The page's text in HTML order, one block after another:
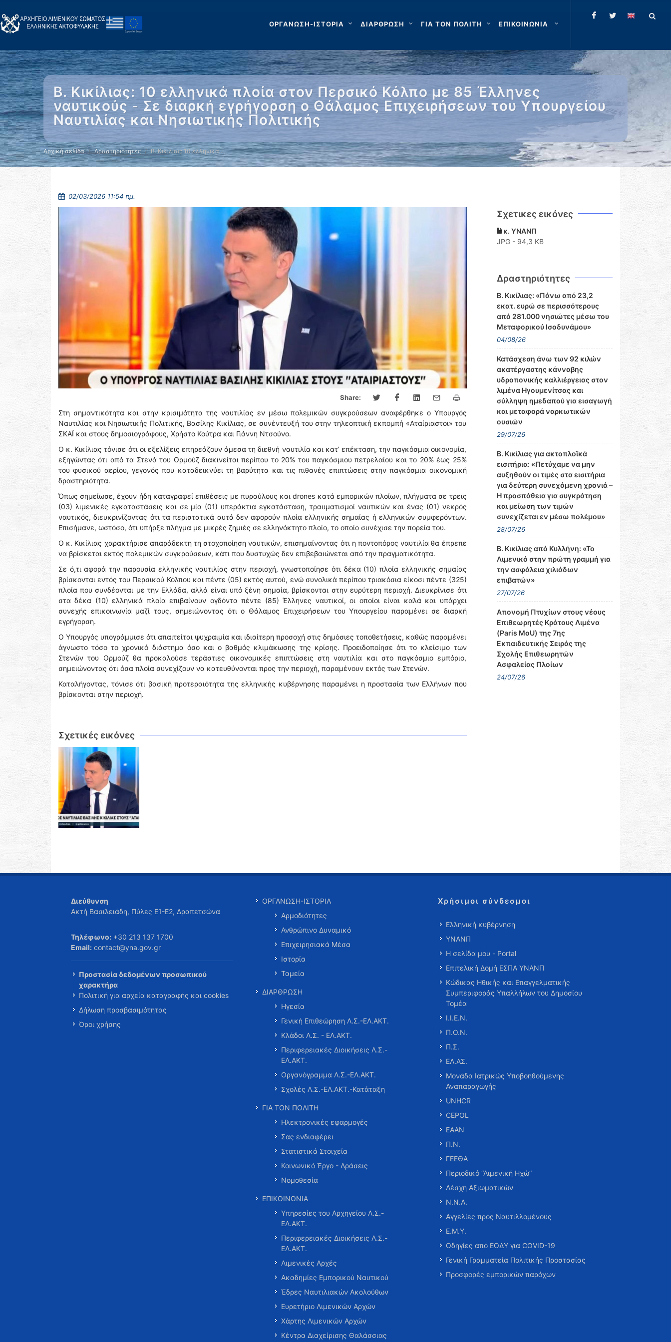
ΟΡΓΑΝΩΣΗ-ΙΣΤΟΡΙΑ ΔΙΑΡΘΡΩΣΗ ΓΙΑ ΤΟΝ ΠΟΛΙΤΗ ΕΠΙΚΟΙΝΩΝΙΑ
Β. Κικίλιας: 10 ελληνικά πλοία στον Περσικό Κόλπο με 85 Έλληνες
ναυτικούς - Σε διαρκή εγρήγορση ο Θάλαμος Επιχειρήσεων του Υπουργείου
Ναυτιλίας και Νησιωτικής Πολιτικής
Αρχική σελίδα Δραστηριότητες Β. Κικίλιας: 10 ελληνικά …
02/03/2026 11:54 πμ.
Share:
Στη σημαντικότητα και στην κρισιμότητα της ναυτιλίας εν μέσω πολεμικών συγκρούσεων αναφέρθηκε ο Υπουργός
Ναυτιλίας και Νησιωτικής Πολιτικής, Βασίλης Κικίλιας, σε συνέντευξή του στην τηλεοπτική εκπομπή «Αταίριαστοι» του
ΣΚΑΪ και στους δημοσιογράφους, Χρήστο Κούτρα και Γιάννη Ντσούνο.
Ο κ. Κικίλιας τόνισε ότι οι εξελίξεις επηρεάζουν άμεσα τη διεθνή ναυτιλία και κατ’ επέκταση, την παγκόσμια οικονομία,
εξηγώντας ότι από τα Στενά του Ορμούζ διακινείται περίπου το 20% του παγκόσμιου πετρελαίου και το 20% έως 25%
του φυσικού αερίου, γεγονός που καταδεικνύει τη βαρύτητα και τις πιθανές επιπτώσεις στην παγκόσμια οικονομική
δραστηριότητα.
Όπως σημείωσε, έχουν ήδη καταγραφεί επιθέσεις με πυραύλους και drones κατά εμπορικών πλοίων, πλήγματα σε τρεις
(03) λιμενικές εγκαταστάσεις και σε μία (01) υπεράκτια εγκατάσταση, τραυματισμοί ναυτικών και ένας (01) νεκρός
ναυτικός, διευκρινίζοντας ότι τα περιστατικά αυτά δεν αφορούν πλοία ελληνικής σημαίας ή ελληνικών συμφερόντων.
Επισήμανε, ωστόσο, ότι υπήρξε πλήγμα με μικρές ζημιές σε ελληνόκτητο πλοίο, το οποίο συνέχισε την πορεία του.
Ο κ. Κικίλιας χαρακτήρισε απαράδεκτη τη στοχοποίηση ναυτικών, επισημαίνοντας ότι η ποντοπόρος ναυτιλία θα έπρεπε
να βρίσκεται εκτός πολεμικών συγκρούσεων, κάτι που δυστυχώς δεν επιβεβαιώνεται από την πραγματικότητα.
Σε ό,τι αφορά την παρουσία ελληνικής ναυτιλίας στην περιοχή, γνωστοποίησε ότι δέκα (10) πλοία ελληνικής σημαίας
βρίσκονται εντός του Περσικού Κόλπου και πέντε (05) εκτός αυτού, ενώ συνολικά περίπου τριακόσια είκοσι πέντε (325)
πλοία που συνδέονται με την Ελλάδα, αλλά είναι υπό ξένη σημαία, βρίσκονται στην ευρύτερη περιοχή. Διευκρίνισε ότι
στα δέκα (10) ελληνικά πλοία επιβαίνουν ογδόντα πέντε (85) Έλληνες ναυτικοί, οι οποίοι είναι καλά και υπάρχει
συνεχής επικοινωνία μαζί τους, σημειώνοντας ότι ο Θάλαμος Επιχειρήσεων του Υπουργείου παραμένει σε διαρκή
εγρήγορση.
Ο Υπουργός υπογράμμισε ότι απαιτείται ψυχραιμία και ιδιαίτερη προσοχή στις δημόσιες τοποθετήσεις, καθώς παραμένει
άγνωστο τόσο το χρονικό διάστημα όσο και ο βαθμός κλιμάκωσης της κρίσης. Προειδοποίησε ότι το κλείσιμο των
Στενών του Ορμούζ θα προκαλούσε τεράστιες οικονομικές επιπτώσεις στη ναυτιλία και στο παγκόσμιο εμπόριο,
σημειώνοντας ότι όσα πλοία συνεχίζουν να κατευθύνονται προς την περιοχή, παραμένουν εκτός των Στενών.
Καταλήγοντας, τόνισε ότι βασική προτεραιότητα της ελληνικής κυβέρνησης παραμένει η προστασία των Ελλήνων που
βρίσκονται στην περιοχή.
Σχετικές εικόνες
Σχετικες εικόνες
κ. ΥΝΑΝΠ
JPG - 94,3 KB
Δραστηριότητες
Β. Κικίλιας: «Πάνω από 23,2
εκατ. ευρώ σε περισσότερους
από 281.000 νησιώτες μέσω του
Μεταφορικού Ισοδυνάμου»
04/08/26
Κατάσχεση άνω των 92 κιλών
ακατέργαστης κάνναβης
υδροπονικής καλλιέργειας στον
λιμένα Ηγουμενίτσας και
σύλληψη ημεδαπού για εισαγωγή
και μεταφορά ναρκωτικών
ουσιών
29/07/26
Β. Κικίλιας για ακτοπλοϊκά
εισιτήρια: «Πετύχαμε να μην
αυξηθούν οι τιμές στα εισιτήρια
για δεύτερη συνεχόμενη χρονιά –
Η προσπάθεια για συγκράτηση
και μείωση των τιμών
συνεχίζεται εν μέσω πολέμου»
28/07/26
Β. Κικίλιας από Κυλλήνη: «Το
Λιμενικό στην πρώτη γραμμή για
την ασφάλεια χιλιάδων
επιβατών»
27/07/26
Απονομή Πτυχίων στους νέους
Επιθεωρητές Κράτους Λιμένα
(Paris MoU) της 7ης
Εκπαιδευτικής Σειράς της
Σχολής Επιθεωρητών
Ασφαλείας Πλοίων
24/07/26
Διεύθυνση
Ακτή Βασιλειάδη, Πύλες Ε1-Ε2, Δραπετσώνα
Τηλέφωνο: +30 213 137 1700
Email: contact@yna.gov.gr
Προστασία δεδομένων προσωπικού
χαρακτήρα
Πολιτική για αρχεία καταγραφής και cookies
Δήλωση προσβασιμότητας
Όροι χρήσης
ΟΡΓΑΝΩΣΗ-ΙΣΤΟΡΙΑ
Αρμοδιότητες
Ανθρώπινο Δυναμικό
Επιχειρησιακά Μέσα
Ιστορία
Ταμεία
ΔΙΑΡΘΡΩΣΗ
Ηγεσία
Γενική Επιθεώρηση Λ.Σ.-ΕΛ.ΑΚΤ.
Κλάδοι Λ.Σ. - ΕΛ.ΑΚΤ.
Περιφερειακές Διοικήσεις Λ.Σ.-
ΕΛ.ΑΚΤ.
Οργανόγραμμα Λ.Σ.-ΕΛ.ΑΚΤ.
Σχολές Λ.Σ.-ΕΛ.ΑΚΤ.-Κατάταξη
ΓΙΑ ΤΟΝ ΠΟΛΙΤΗ
Ηλεκτρονικές εφαρμογές
Σας ενδιαφέρει
Στατιστικά Στοιχεία
Κοινωνικό Έργο - Δράσεις
Νομοθεσία
ΕΠΙΚΟΙΝΩΝΙΑ
Υπηρεσίες του Αρχηγείου Λ.Σ.-
ΕΛ.ΑΚΤ.
Περιφερειακές Διοικήσεις Λ.Σ.-
ΕΛ.ΑΚΤ.
Λιμενικές Αρχές
Ακαδημίες Εμπορικού Ναυτικού
Έδρες Ναυτιλιακών Ακολούθων
Ευρετήριο Λιμενικών Αρχών
Χάρτης Λιμενικών Αρχών
Κέντρα Διαχείρισης Θαλάσσιας
Χρήσιμοι σύνδεσμοι
Ελληνική κυβέρνηση
ΥΝΑΝΠ
Η σελίδα μου - Portal
Επιτελική Δομή ΕΣΠΑ ΥΝΑΝΠ
Κώδικας Ηθικής και Επαγγελματικής
Συμπεριφοράς Υπαλλήλων του Δημοσίου
Τομέα
Ι.Ι.Ε.Ν.
Π.Ο.Ν.
Π.Σ.
ΕΛ.ΑΣ.
Μονάδα Ιατρικώς Υποβοηθούμενης
Αναπαραγωγής
UNHCR
CEPOL
ΕΑΑΝ
Π.Ν.
ΓΕΕΘΑ
Περιοδικό “Λιμενική Ηχώ”
Λέσχη Αξιωματικών
Ν.Ν.Α.
Αγγελίες προς Ναυτιλλομένους
Ε.Μ.Υ.
Οδηγίες από ΕΟΔΥ για COVID-19
Γενική Γραμματεία Πολιτικής Προστασίας
Προσφορές εμπορικών παρόχων